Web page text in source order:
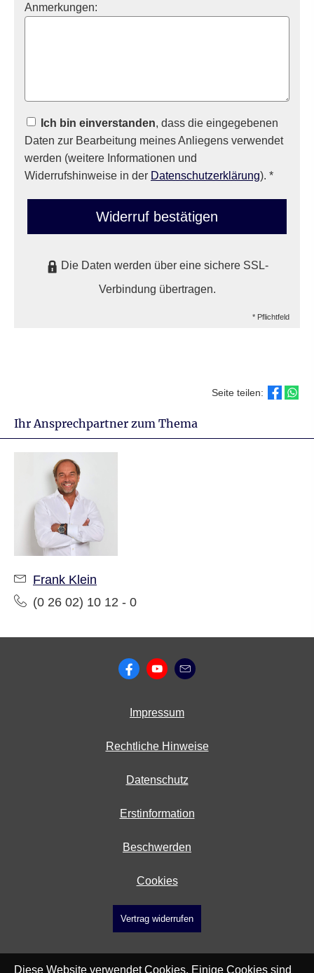
Anmerkungen:
Ich bin einverstanden, dass die eingegebenen
Daten zur Bearbeitung meines Anliegens verwendet
werden (weitere Informationen und
Widerrufshinweise in der Datenschutzerklärung). *
Widerruf bestätigen
Die Daten werden über eine sichere SSL-
Verbindung übertragen.
* Pflichtfeld
Seite teilen:
Ihr Ansprechpartner zum Thema
Frank Klein
(0 26 02) 10 12 - 0
Impressum
Rechtliche Hinweise
Datenschutz
Erstinformation
Beschwerden
Cookies
Vertrag widerrufen
Diese Website verwendet Cookies. Einige Cookies sind